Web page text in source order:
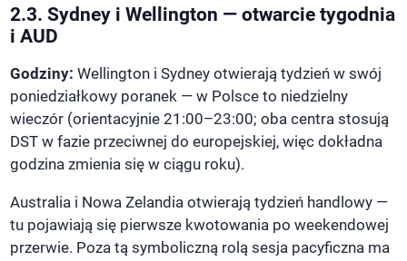
2.3. Sydney i Wellington — otwarcie tygodnia
i AUD
Godziny: Wellington i Sydney otwierają tydzień w swój
poniedziałkowy poranek — w Polsce to niedzielny
wieczór (orientacyjnie 21:00–23:00; oba centra stosują
DST w fazie przeciwnej do europejskiej, więc dokładna
godzina zmienia się w ciągu roku).
Australia i Nowa Zelandia otwierają tydzień handlowy —
tu pojawiają się pierwsze kwotowania po weekendowej
przerwie. Poza tą symboliczną rolą sesja pacyficzna ma